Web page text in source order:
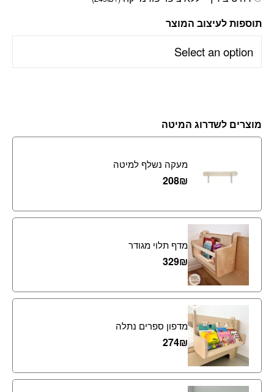
תוספות לעיצוב המוצר
מוצרים לשדרוג המיטה
מעקה נשלף למיטה
₪
208
מדף תלוי מגודר
₪
329
מדפון ספרים נתלה
₪
274